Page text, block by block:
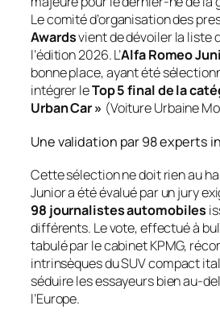
Le comité d’organisation des
Awardsvient de dévoiler la liste
l’édition 2026. L’Alfa Romeo
bonne place, ayant été
intégrer leTop 5 final de la
Urban Car » (Voiture Urbaine
Une validation par 98 experts
Cette sélection ne doit rien au
Junior a été évalué par un jury
98 journalistes automobiles
différents. Le vote, effectué à
tabulé par le cabinet KPMG,
intrinsèques du SUV compact
séduire les essayeurs bien au-
l’Europe.